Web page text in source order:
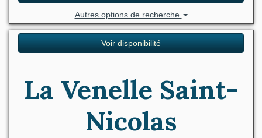
Autres options de recherche
Voir disponibilité
La Venelle Saint-
Nicolas